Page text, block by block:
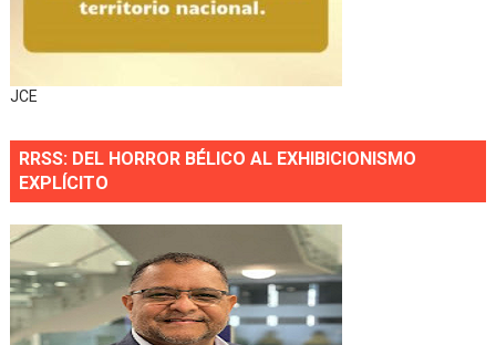
JCE
RRSS: DEL HORROR BÉLICO AL EXHIBICIONISMO
EXPLÍCITO